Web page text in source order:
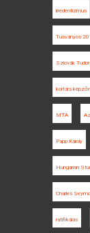
irredentizmus
Tusványos
Szlovák
kortárs
MTA
Papp Károly
Hungarian
Charles
ratifikálás